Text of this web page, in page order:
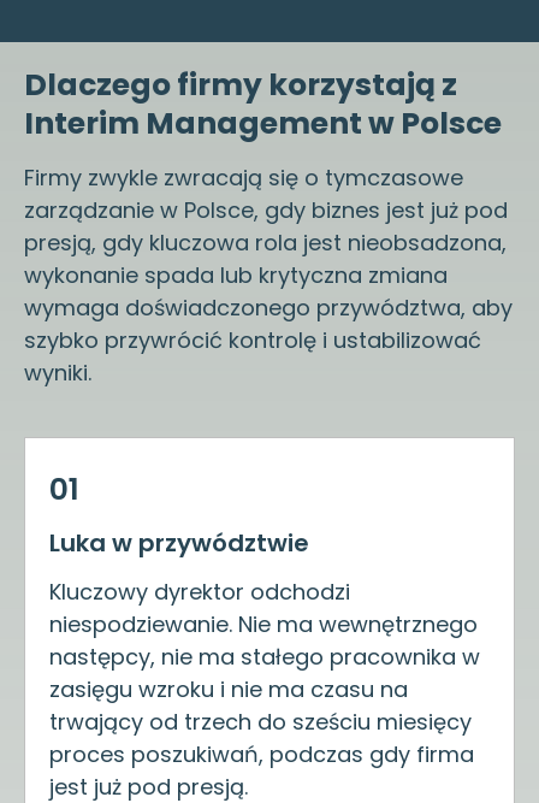
Dlaczego firmy korzystają z
Interim Management w Polsce
Firmy zwykle zwracają się o tymczasowe
zarządzanie w Polsce, gdy biznes jest już pod
presją, gdy kluczowa rola jest nieobsadzona,
wykonanie spada lub krytyczna zmiana
wymaga doświadczonego przywództwa, aby
szybko przywrócić kontrolę i ustabilizować
wyniki.
01
Luka w przywództwie
Kluczowy dyrektor odchodzi
niespodziewanie. Nie ma wewnętrznego
następcy, nie ma stałego pracownika w
zasięgu wzroku i nie ma czasu na
trwający od trzech do sześciu miesięcy
proces poszukiwań, podczas gdy firma
jest już pod presją.